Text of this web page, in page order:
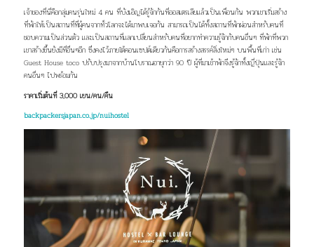
เจ้าของที่นี่คือกลุ่มคนรุ่นใหม่ 4 คน ที่บังเอิญได้รู้จักกันที่ออสเตรเลียแล้วเป็นเพื่อนกัน พวกเขาเริ่มสร้าง
ที่พักให้เป็นสถานที่ที่ผู้คนจากทั่วโลกจะได้มาพบเจอกัน สามารถเป็นได้ทั้งสถานที่พักผ่อนสำหรับคนที่
ชอบความเป็นส่วนตัว และเป็นสถานที่แลกเปลี่ยนสำหรับคนที่อยากทำความรู้จักกับคนอื่นๆ ที่พักที่พวก
เขาสร้างขึ้นยังมีที่อื่นๆอีก ซึ่งคงไว้ภายใต้คอนเซปต์เดียวกันคือการสร้างสรรค์สิ่งใหม่ๆ บนพื้นที่เก่า เช่น
Guest House toco ปรับปรุงมาจากบ้านโบราณอายุกว่า 90 ปี ผู้ที่มาเข้าพักจึงรู้จักทั้งญี่ปุ่นและรู้จัก
คนอื่นๆ ไปพร้อมกัน
ราคาเริ่มต้นที่ 3,000 เยน/คน/คืน
backpackersjapan.co.jp/nuihostel